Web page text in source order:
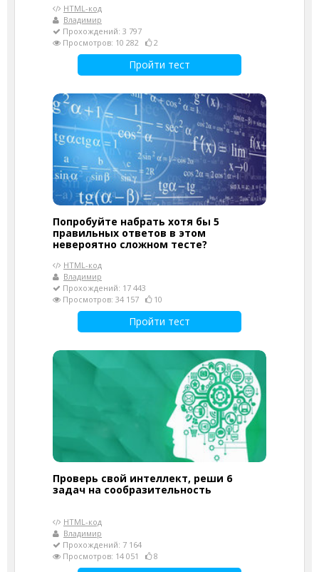
HTML-код
Владимир
Прохождений: 3 797
Просмотров: 10 282
2
Пройти тест
Попробуйте набрать хотя бы 5
правильных ответов в этом
невероятно сложном тесте?
HTML-код
Владимир
Прохождений: 17 443
Просмотров: 34 157
10
Пройти тест
Проверь свой интеллект, реши 6
задач на сообразительность
HTML-код
Владимир
Прохождений: 7 164
Просмотров: 14 051
8